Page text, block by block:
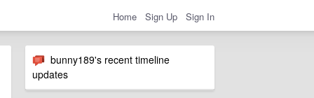
Home Sign Up Sign In
bunny189's recent timeline
updates